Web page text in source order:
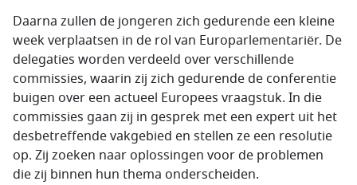
Daarna zullen de jongeren zich gedurende een kleine
week verplaatsen in de rol van Europarlementariër. De
delegaties worden verdeeld over verschillende
commissies, waarin zij zich gedurende de conferentie
buigen over een actueel Europees vraagstuk. In die
commissies gaan zij in gesprek met een expert uit het
desbetreffende vakgebied en stellen ze een resolutie
op. Zij zoeken naar oplossingen voor de problemen
die zij binnen hun thema onderscheiden.